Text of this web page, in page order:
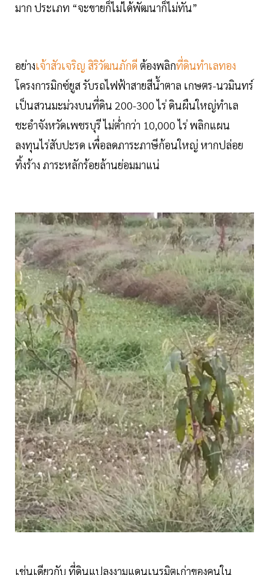
มาก ประเภท “จะขายก็ไม่ได้พัฒนาก็ไม่ทัน”
อย่างเจ้าสัวเจริญ สิริวัฒนภักดี ต้องพลิกที่ดินทำเลทอง
โครงการมิกซ์ยูส รับรถไฟฟ้าสายสีนํ้าตาล เกษตร-นวมินทร์
เป็นสวนมะม่วงบนที่ดิน 200-300 ไร่ ดินผืนใหญ่ทำเล
ชะอำจังหวัดเพชรบุรี ไม่ตํ่ากว่า 10,000 ไร่ พลิกแผน
ลงทุนไร่สับปะรด เพื่อลดภาระภาษีก้อนใหญ่ หากปล่อย
ทิ้งร้าง ภาระหลักร้อยล้านย่อมมาแน่
เช่นเดียวกับ ที่ดินแปลงงามแดนเนรมิตเก่าของคนใน